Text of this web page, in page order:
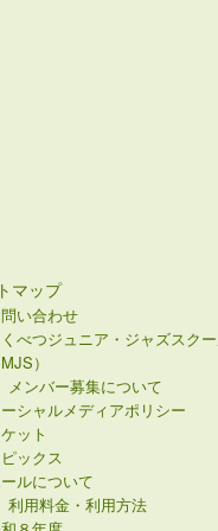
マップ
い合わせ
べつジュニア・ジャズスク
MJS）
メンバー募集について
シャルメディアポリシー
ット
ピックス
ルについて
利用料金・利用方法